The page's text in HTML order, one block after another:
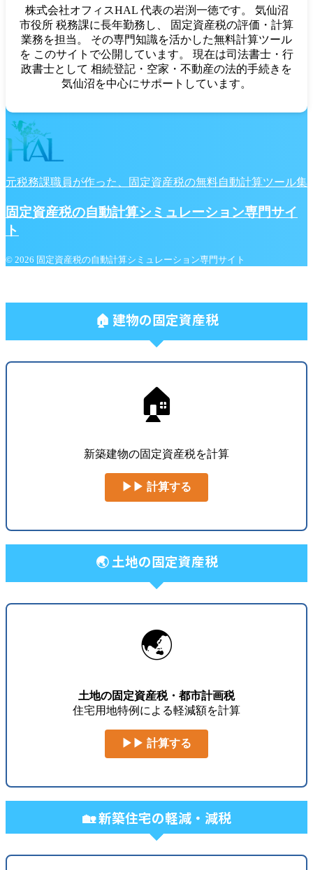
株式会社オフィスHAL 代表の岩渕一徳です。 気仙沼
市役所 税務課に長年勤務し、 固定資産税の評価・計算
業務を担当。 その専門知識を活かした無料計算ツール
を このサイトで公開しています。 現在は司法書士・行
政書士として 相続登記・空家・不動産の法的手続きを
気仙沼を中心にサポートしています。
元税務課職員が作った、固定資産税の無料自動計算ツール集
固定資産税の自動計算シミュレーション専門サイ
ト
© 2026 固定資産税の自動計算シミュレーション専門サイト
🏠 建物の固定資産税
🏠
新築建物の固定資産税を計算
▶▶ 計算する
🌏 土地の固定資産税
🌏
土地の固定資産税・都市計画税
住宅用地特例による軽減額を計算
▶▶ 計算する
🏡 新築住宅の軽減・減税